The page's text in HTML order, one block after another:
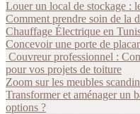
Louer un local de stockage :
Comment prendre soin de la
Chauffage Électrique en
Concevoir une porte de
Couvreur professionnel :
pour vos projets de toiture
Zoom sur les meubles
Transformer et aménager un
options ?